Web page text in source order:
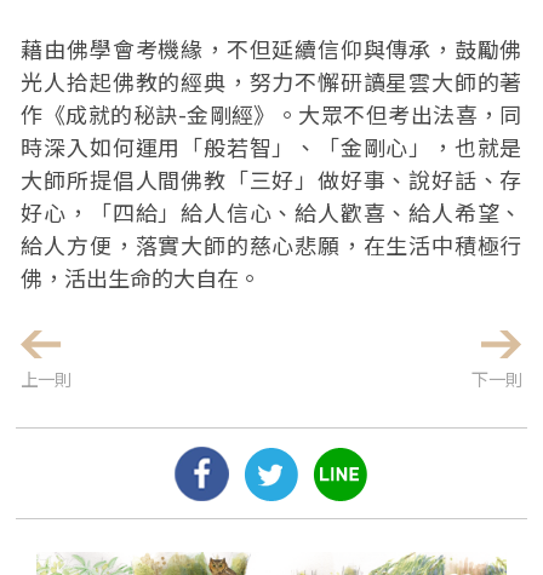
藉由佛學會考機緣，不但延續信仰與傳承，鼓勵佛
光人拾起佛教的經典，努力不懈研讀星雲大師的著
作《成就的秘訣-金剛經》。大眾不但考出法喜，同
時深入如何運用「般若智」、「金剛心」，也就是
大師所提倡人間佛教「三好」做好事、說好話、存
好心，「四給」給人信心、給人歡喜、給人希望、
給人方便，落實大師的慈心悲願，在生活中積極行
佛，活出生命的大自在。
上一則 下一則